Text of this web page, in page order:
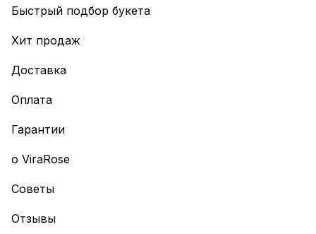
Быстрый подбор букета
Хит продаж
Доставка
Оплата
Гарантии
о ViraRose
Советы
Отзывы